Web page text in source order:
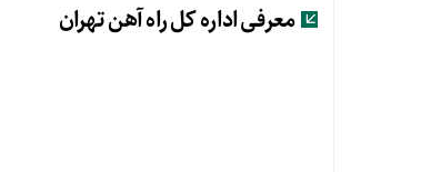
معرفی اداره کل راه آهن تهران